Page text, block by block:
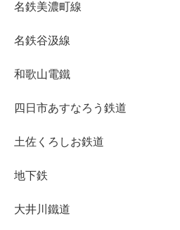
名鉄美濃町線
名鉄谷汲線
和歌山電鐵
四日市あすなろう鉄道
土佐くろしお鉄道
地下鉄
大井川鐵道